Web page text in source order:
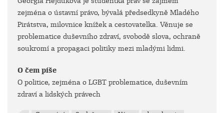
zejména o ústavní právo, bývalá předsedkyně Mladého
Pirátstva, milovnice knížek a cestovatelka. Věnuje se
problematice duševního zdraví, svobodě slova, ochraně
soukromí a propagaci politiky mezi mladými lidmi.
O čem píše
O politice, zejména o LGBT problematice, duševním
zdraví a lidských právech